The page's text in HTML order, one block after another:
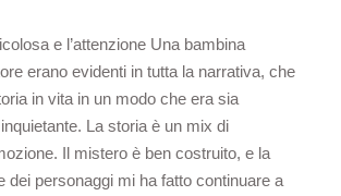
e l’attenzione Una bambina
erano evidenti in tutta la narrativa, che
in vita in un modo che era sia
La storia è un mix di
Il mistero è ben costruito, e la
dei personaggi mi ha fatto continuare a